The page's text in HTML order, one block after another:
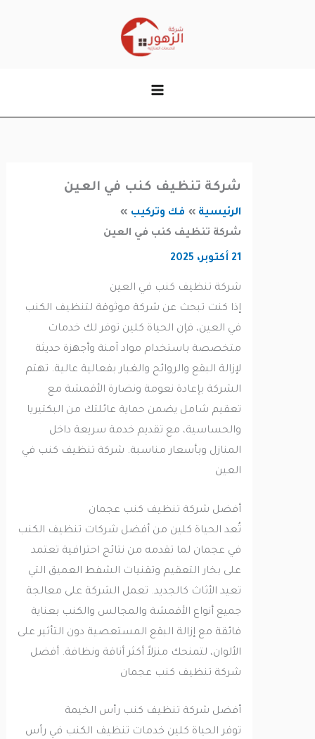
شركة تنظيف كنب في العين
الرئيسية
فك وتركيب
شركة تنظيف كنب في العين
شركة تنظيف كنب في العين
إذا كنت تبحث عن شركة موثوقة لتنظيف الكنب
في العين، فإن الحياة كلين توفر لك خدمات
متخصصة باستخدام مواد آمنة وأجهزة حديثة
لإزالة البقع والروائح والغبار بفعالية عالية. تهتم
الشركة بإعادة نعومة ونضارة الأقمشة مع
تعقيم شامل يضمن حماية عائلتك من البكتيريا
والحساسية، مع تقديم خدمة سريعة داخل
المنازل وبأسعار مناسبة. شركة تنظيف كنب في
العين
أفضل شركة تنظيف كنب عجمان
تُعد الحياة كلين من أفضل شركات تنظيف الكنب
في عجمان لما تقدمه من نتائج احترافية تعتمد
على بخار التعقيم وتقنيات الشفط العميق التي
تعيد الأثاث كالجديد. تعمل الشركة على معالجة
جميع أنواع الأقمشة والمجالس والكنب بعناية
فائقة مع إزالة البقع المستعصية دون التأثير على
الألوان، لتمنحك منزلاً أكثر أناقة ونظافة. أفضل
شركة تنظيف كنب عجمان
أفضل شركة تنظيف كنب رأس الخيمة
توفر الحياة كلين خدمات تنظيف الكنب في رأس